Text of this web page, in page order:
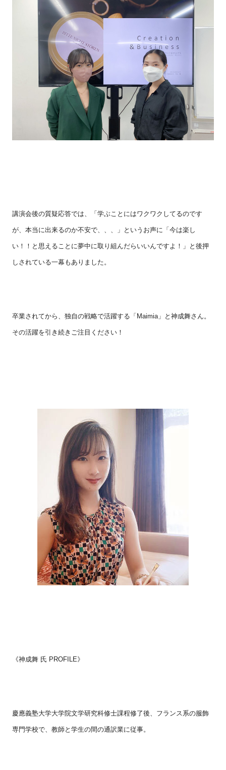
講演会後の質疑応答では、「学ぶことにはワクワクしてるのです
が、本当に出来るのか不安で、、、」というお声に「今は楽し
い！！と思えることに夢中に取り組んだらいいんですよ！」と後押
しされている一幕もありました。
卒業されてから、独自の戦略で活躍する「 Maimia」と神成舞さん。
その活躍を引き続きご注目ください！
《神成舞 氏 PROFILE》
慶應義塾大学大学院文学研究科修士課程修了後、フランス系の服飾
専門学校で、教師と学生の間の通訳業に従事。